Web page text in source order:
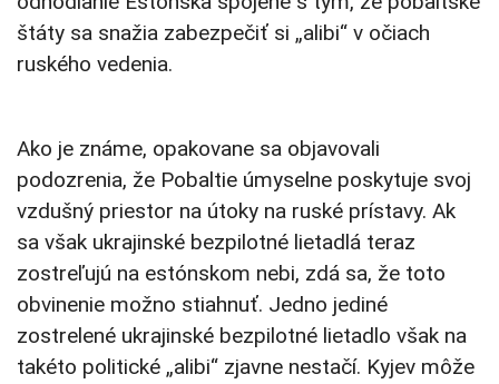
štáty sa snažia zabezpečiť si „alibi“ v očiach
ruského vedenia.
Ako je známe, opakovane sa objavovali
podozrenia, že Pobaltie úmyselne poskytuje svoj
vzdušný priestor na útoky na ruské prístavy. Ak
sa však ukrajinské bezpilotné lietadlá teraz
zostreľujú na estónskom nebi, zdá sa, že toto
obvinenie možno stiahnuť. Jedno jediné
zostrelené ukrajinské bezpilotné lietadlo však na
takéto politické „alibi“ zjavne nestačí. Kyjev môže